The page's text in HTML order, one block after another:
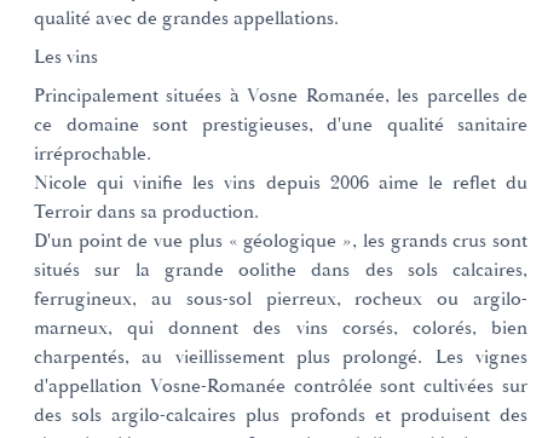
qualité avec de grandes appellations.
Les vins
Principalement situées à Vosne Romanée, les parcelles de
ce domaine sont prestigieuses, d'une qualité sanitaire
irréprochable.
Nicole qui vinifie les vins depuis 2006 aime le reflet du
Terroir dans sa production.
D'un point de vue plus « géologique », les grands crus sont
situés sur la grande oolithe dans des sols calcaires,
ferrugineux, au sous-sol pierreux, rocheux ou argilo-
marneux, qui donnent des vins corsés, colorés, bien
charpentés, au vieillissement plus prolongé. Les vignes
d'appellation Vosne-Romanée contrôlée sont cultivées sur
des sols argilo-calcaires plus profonds et produisent des